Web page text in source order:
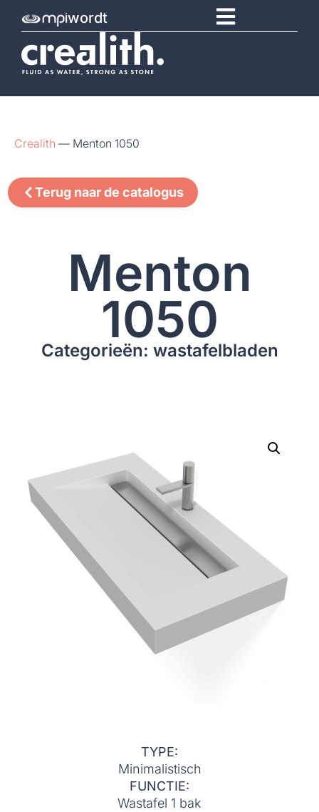
wordt
Crealith — Menton 1050
Terug naar de catalogus
Menton
1050
Categorieën: wastafelbladen
TYPE:
Minimalistisch
FUNCTIE:
Wastafel 1 bak